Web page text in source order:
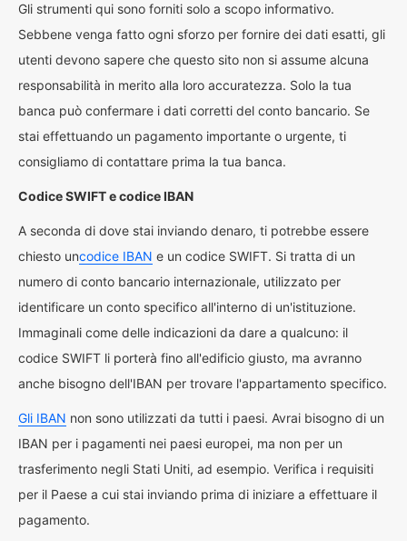
Gli strumenti qui sono forniti solo a scopo informativo.
Sebbene venga fatto ogni sforzo per fornire dei dati esatti, gli
utenti devono sapere che questo sito non si assume alcuna
responsabilità in merito alla loro accuratezza. Solo la tua
banca può confermare i dati corretti del conto bancario. Se
stai effettuando un pagamento importante o urgente, ti
consigliamo di contattare prima la tua banca.
Codice SWIFT e codice IBAN
A seconda di dove stai inviando denaro, ti potrebbe essere
chiesto uncodice IBAN e un codice SWIFT. Si tratta di un
numero di conto bancario internazionale, utilizzato per
identificare un conto specifico all'interno di un'istituzione.
Immaginali come delle indicazioni da dare a qualcuno: il
codice SWIFT li porterà fino all'edificio giusto, ma avranno
anche bisogno dell'IBAN per trovare l'appartamento specifico.
Gli IBAN non sono utilizzati da tutti i paesi. Avrai bisogno di un
IBAN per i pagamenti nei paesi europei, ma non per un
trasferimento negli Stati Uniti, ad esempio. Verifica i requisiti
per il Paese a cui stai inviando prima di iniziare a effettuare il
pagamento.